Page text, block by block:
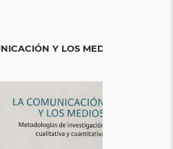
Y LOS MEDIOS